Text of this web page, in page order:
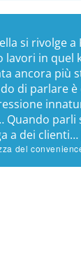
si rivolge a
lavori in quel
ancora più
di parlare
Quando parli
a dei clienti…
del